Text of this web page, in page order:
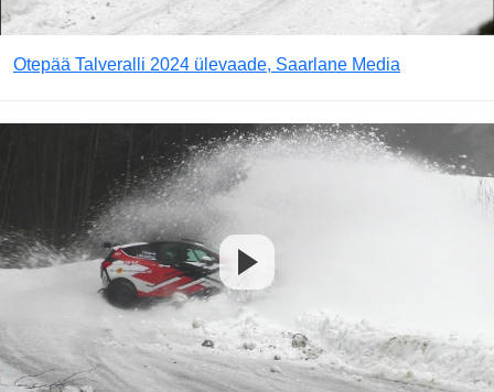
Otepää Talveralli 2024 ülevaade, Saarlane Media